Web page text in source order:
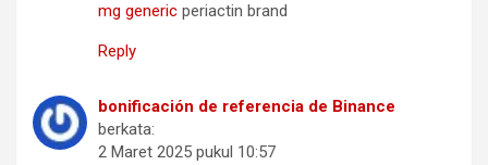
mg generic periactin brand
Reply
bonificación de referencia de Binance
berkata:
2 Maret 2025 pukul 10:57